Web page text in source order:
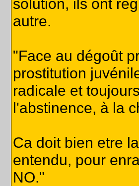
solution, ils ont
autre.
"Face au dégoût
prostitution
radicale et
l'abstinence, à la
Ca doit bien etre
entendu, pour
NO."